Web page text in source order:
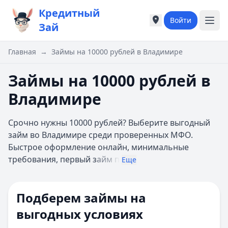
Кредитный
Зай
Города России
Москва
Екатеринбург
Казань
Б
Барнаул
Белгород
Города России
Москва
Екатеринбург
Казань
Б
Барнаул
Белгород
Войти
Главная → Займы на 10000 рублей в Владимире
Займы на 10000 рублей в
Владимире
Срочно нужны 10000 рублей? Выберите выгодный
займ во Владимире среди проверенных МФО.
Быстрое оформление онлайн, минимальные
требования, первый займ п Еще
Подберем займы на
выгодных условиях